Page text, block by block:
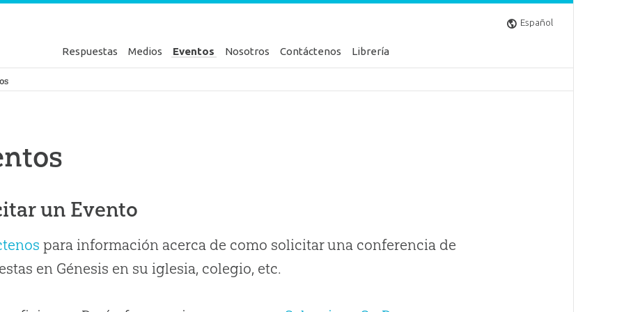
Español
Respuestas Medios Eventos Nosotros Contáctenos Librería
Génesis
un Evento
para información acerca de como solicitar una conferencia de
en Génesis en su iglesia, colegio, etc.